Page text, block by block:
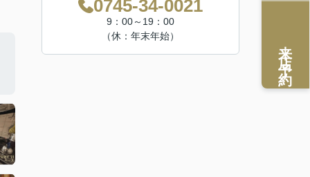
0745-34-0021
9：00～19：00
（休：年末年始）
来店予約